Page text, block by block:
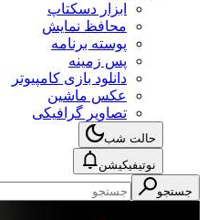
ابزار دسکتاپ
محافظ نمایش
پوسته برنامه
پس زمینه
دانلود بازی کامپیوتر
عکس ماشین
تصاویر گرافیکی
حالت شب
نوتیفیکیشن
جستجو